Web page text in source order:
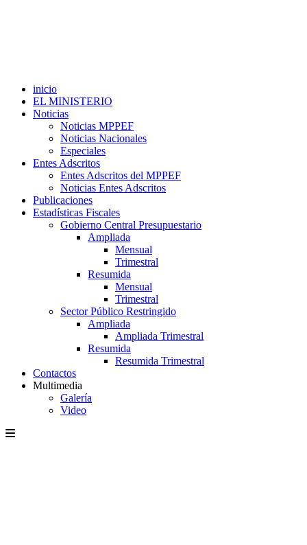
inicio
EL MINISTERIO
Noticias
Noticias MPPEF
Noticias Nacionales
Especiales
Entes Adscritos
Entes Adscritos del MPPEF
Noticias Entes Adscritos
Publicaciones
Estadísticas Fiscales
Gobierno Central Presupuestario
Ampliada
Mensual
Trimestral
Resumida
Mensual
Trimestral
Sector Público Restringido
Ampliada
Ampliada Trimestral
Resumida
Resumida Trimestral
Contactos
Multimedia
Galería
Video